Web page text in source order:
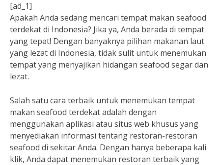
[ad_1]
Apakah Anda sedang mencari tempat makan seafood
terdekat di Indonesia? Jika ya, Anda berada di tempat
yang tepat! Dengan banyaknya pilihan makanan laut
yang lezat di Indonesia, tidak sulit untuk menemukan
tempat yang menyajikan hidangan seafood segar dan
lezat.
Salah satu cara terbaik untuk menemukan tempat
makan seafood terdekat adalah dengan
menggunakan aplikasi atau situs web khusus yang
menyediakan informasi tentang restoran-restoran
seafood di sekitar Anda. Dengan hanya beberapa kali
klik, Anda dapat menemukan restoran terbaik yang